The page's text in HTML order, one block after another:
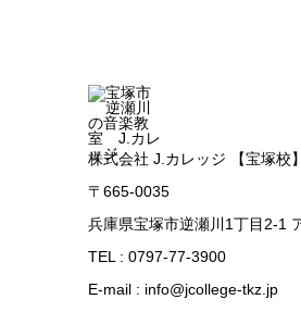
株式会社 J.カレッジ 【宝塚校】
〒665-0035
兵庫県宝塚市逆瀬川1丁目2-1
TEL : 0797-77-3900
E-mail : info@jcollege-tkz.jp